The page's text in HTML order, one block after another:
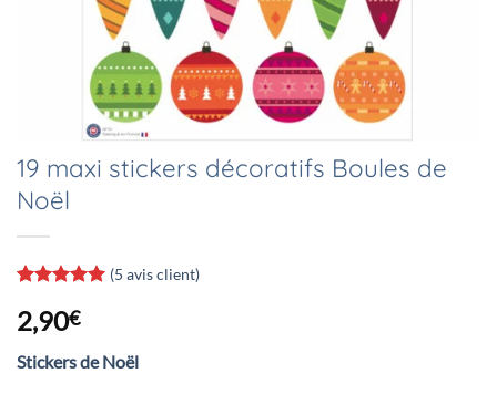
19 maxi stickers décoratifs Boules de
Noël
5 basé sur
notations
client
(5 avis client)
2,90€
Stickers de Noël